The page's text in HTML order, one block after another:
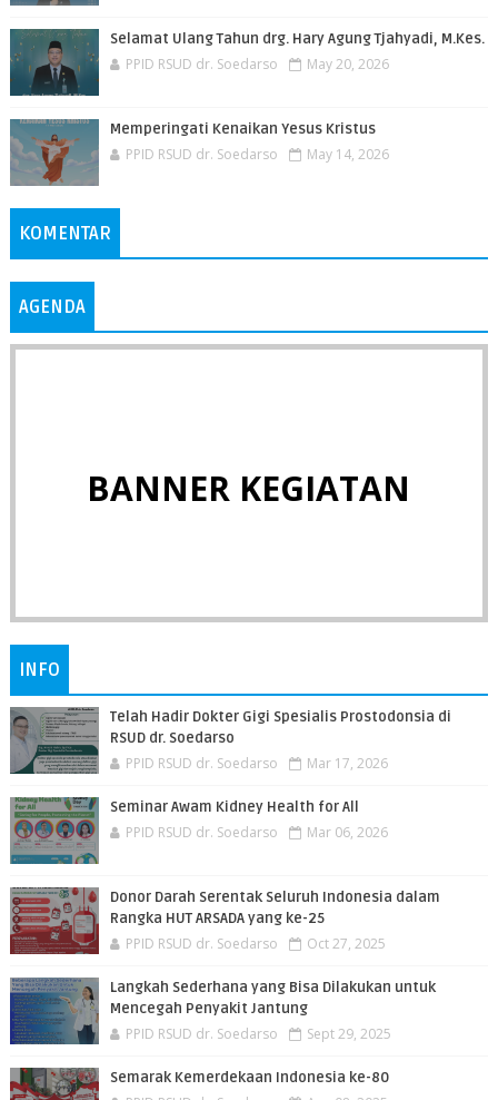
Selamat Ulang Tahun drg. Hary Agung Tjahyadi, M.Kes.
PPID RSUD dr. Soedarso May 20, 2026
Memperingati Kenaikan Yesus Kristus
PPID RSUD dr. Soedarso May 14, 2026
KOMENTAR
AGENDA
BANNER KEGIATAN
INFO
Telah Hadir Dokter Gigi Spesialis Prostodonsia di
RSUD dr. Soedarso
PPID RSUD dr. Soedarso Mar 17, 2026
Seminar Awam Kidney Health for All
PPID RSUD dr. Soedarso Mar 06, 2026
Donor Darah Serentak Seluruh Indonesia dalam
Rangka HUT ARSADA yang ke-25
PPID RSUD dr. Soedarso Oct 27, 2025
Langkah Sederhana yang Bisa Dilakukan untuk
Mencegah Penyakit Jantung
PPID RSUD dr. Soedarso Sept 29, 2025
Semarak Kemerdekaan Indonesia ke-80